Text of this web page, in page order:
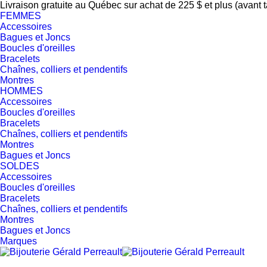
Livraison gratuite au Québec sur achat de 225 $ et plus (avant
FEMMES
Accessoires
Bagues et Joncs
Boucles d'oreilles
Bracelets
Chaînes, colliers et pendentifs
Montres
HOMMES
Accessoires
Boucles d'oreilles
Bracelets
Chaînes, colliers et pendentifs
Montres
Bagues et Joncs
SOLDES
Accessoires
Boucles d'oreilles
Bracelets
Chaînes, colliers et pendentifs
Montres
Bagues et Joncs
Marques